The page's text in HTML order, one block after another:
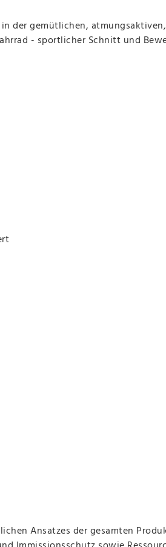
der gemütlichen,
- sportlicher Schnitt und
Ansatzes der gesamten